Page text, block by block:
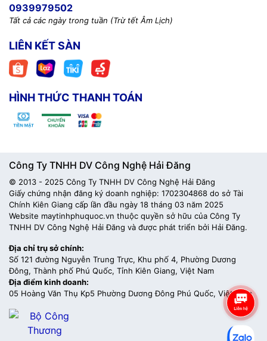
0939979502
Tất cả các ngày trong tuần (Trừ tết Âm Lịch)
LIÊN KẾT SÀN
HÌNH THỨC THANH TOÁN
Công Ty TNHH DV Công Nghệ Hải Đăng
© 2013 - 2025 Công Ty TNHH DV Công Nghệ Hải Đăng
Giấy chứng nhận đăng ký doanh nghiệp: 1702304868 do sở Tài
Chính Kiên Giang cấp lần đầu ngày 18 tháng 03 năm 2025
Website maytinhphuquoc.vn thuộc quyền sở hữu của Công Ty
TNHH DV Công Nghệ Hải Đăng và được phát triển bởi Hải Đăng.
Địa chỉ trụ sở chính:
Số 121 đường Nguyễn Trung Trực, Khu phố 4, Phường Dương
Đông, Thành phố Phú Quốc, Tỉnh Kiên Giang, Việt Nam
Địa điểm kinh doanh:
05 Hoàng Văn Thụ Kp5 Phường Dương Đông Phú Quốc, Việt Nam